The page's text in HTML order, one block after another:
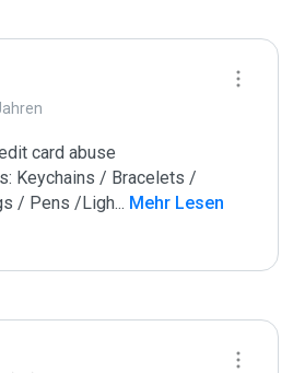
card abuse
Keychains / Bracelets /
/ Pens /Ligh... Mehr Lesen